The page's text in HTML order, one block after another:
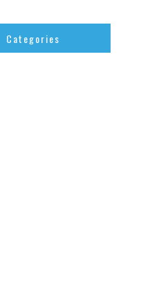
Categories